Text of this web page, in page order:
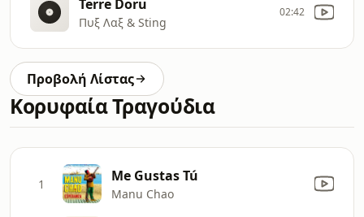
Terre Doru
Πυξ Λαξ & Sting
02:42
Προβολή Λίστας
Κορυφαία Τραγούδια
1 Me Gustas Tú
Manu Chao